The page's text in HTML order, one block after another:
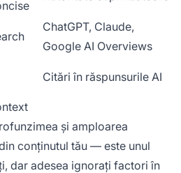
ChatGPT, Claude,
Google AI Overviews
Citări în răspunsurile AI
și amploarea
conținutul tău — este unul
dar adesea ignorați factori în